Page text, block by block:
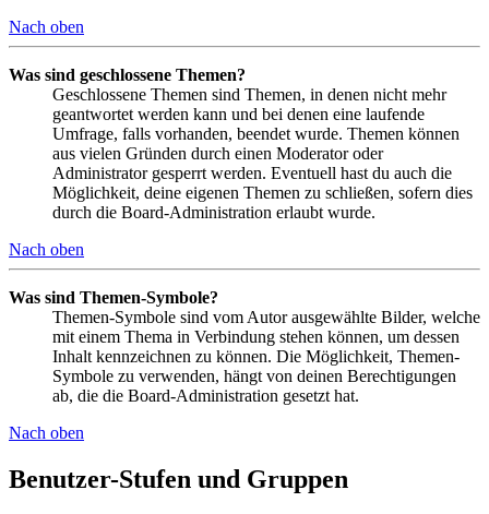
Nach oben
Was sind geschlossene Themen?
Geschlossene Themen sind Themen, in denen nicht mehr
geantwortet werden kann und bei denen eine laufende
Umfrage, falls vorhanden, beendet wurde. Themen können
aus vielen Gründen durch einen Moderator oder
Administrator gesperrt werden. Eventuell hast du auch die
Möglichkeit, deine eigenen Themen zu schließen, sofern dies
durch die Board-Administration erlaubt wurde.
Nach oben
Was sind Themen-Symbole?
Themen-Symbole sind vom Autor ausgewählte Bilder, welche
mit einem Thema in Verbindung stehen können, um dessen
Inhalt kennzeichnen zu können. Die Möglichkeit, Themen-
Symbole zu verwenden, hängt von deinen Berechtigungen
ab, die die Board-Administration gesetzt hat.
Nach oben
Benutzer-Stufen und Gruppen